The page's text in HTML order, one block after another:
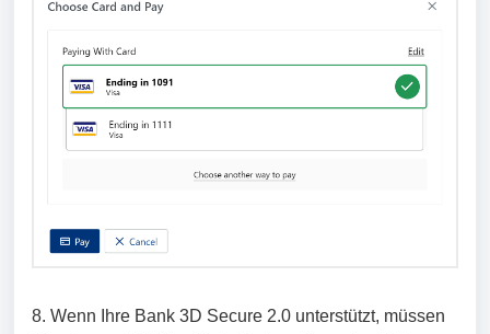
8. Wenn Ihre Bank 3D Secure 2.0 unterstützt, müssen